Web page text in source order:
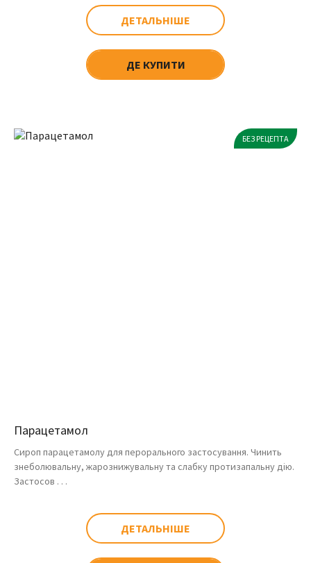
ДЕТАЛЬНІШЕ
ДЕ КУПИТИ
БЕЗ РЕЦЕПТА
Парацетамол
Сироп парацетамолу для перорального застосування. Чинить
знеболювальну, жарознижувальну та слабку протизапальну дію.
Застосов . . .
ДЕТАЛЬНІШЕ